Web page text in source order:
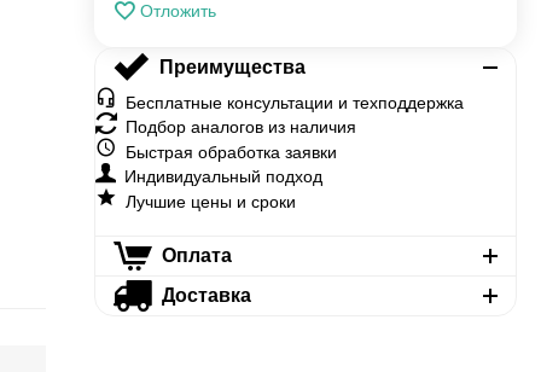
Отложить
Преимущества
Бесплатные консультации и техподдержка
Подбор аналогов из наличия
Быстрая обработка заявки
Индивидуальный подход
Лучшие цены и сроки
Оплата
Доставка